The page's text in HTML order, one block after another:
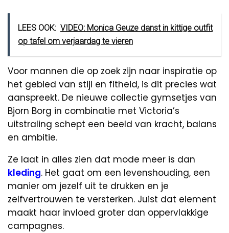
LEES OOK: VIDEO: Monica Geuze danst in kittige outfit
op tafel om verjaardag te vieren
Voor mannen die op zoek zijn naar inspiratie op
het gebied van stijl en fitheid, is dit precies wat
aanspreekt. De nieuwe collectie gymsetjes van
Bjorn Borg in combinatie met Victoria’s
uitstraling schept een beeld van kracht, balans
en ambitie.
Ze laat in alles zien dat mode meer is dan
kleding. Het gaat om een levenshouding, een
manier om jezelf uit te drukken en je
zelfvertrouwen te versterken. Juist dat element
maakt haar invloed groter dan oppervlakkige
campagnes.